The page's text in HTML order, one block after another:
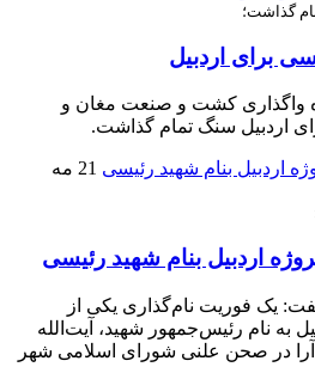
گذاشت؛
برای اردبیل
واگذاری کشت و صنعت مغان و
اردبیل سنگ تمام گذاشت.
21 مه
اردبیل بنام شهید رئیسی
یک فوریت نام‌گذاری یکی از
به نام رئیس‌جمهور شهید، آیت‌الله
آرا در صحن علنی شورای اسلامی شهر